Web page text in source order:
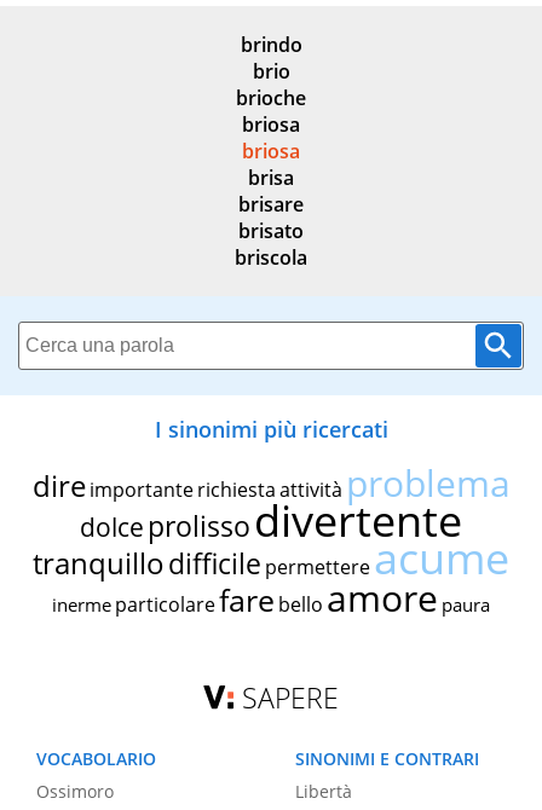
brindo
brio
brioche
briosa
briosa
brisa
brisare
brisato
briscola
I sinonimi più ricercati
dire importante richiestaattività problema
dolce prolissodivertente
tranquillodifficile permettereacume
inerme particolarefare bello amore paura
SAPERE
VOCABOLARIO
Ossimoro
SINONIMI E CONTRARI
Libertà